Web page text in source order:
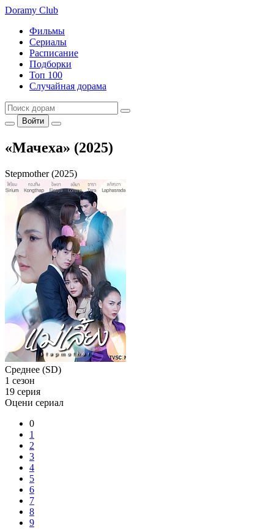
Doramy Club
Фильмы
Сериалы
Расписание
Подборки
Топ 100
Случайная дорама
Войти
«Мачеха» (2025)
Stepmother (2025)
Среднее (SD)
1 сезон
19 серия
Оцени сериал
0
1
2
3
4
5
6
7
8
9